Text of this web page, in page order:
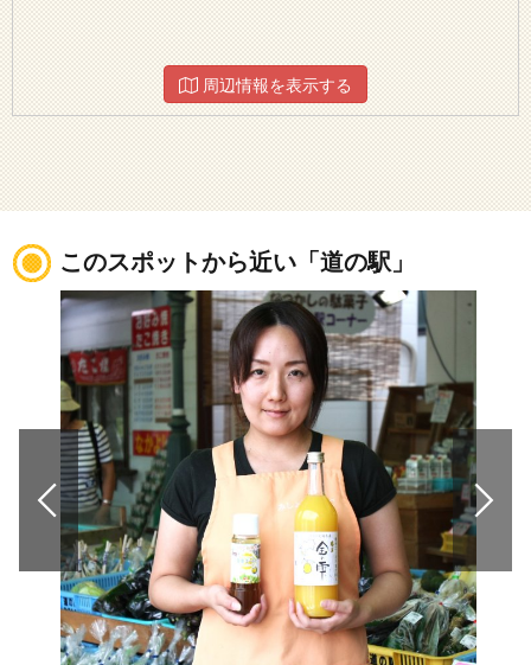
周辺情報を表示する
このスポットから近い「道の駅」